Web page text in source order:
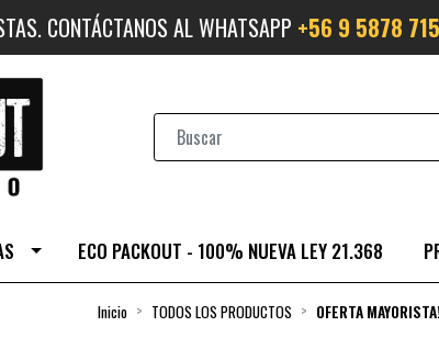
CONTÁCTANOS AL WHATSAPP +56 9 5878
ECO PACKOUT - 100% NUEVA LEY 21.368
Inicio TODOS LOS PRODUCTOS OFERTA